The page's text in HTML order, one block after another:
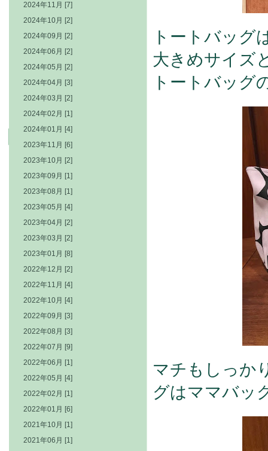
トートバッグ
大きめサイズ
トートバッグ
マチもしっか
グはママバッ
2024年11月 [7]
2024年10月 [2]
2024年09月 [2]
2024年06月 [2]
2024年05月 [2]
2024年04月 [3]
2024年03月 [2]
2024年02月 [1]
2024年01月 [4]
2023年11月 [6]
2023年10月 [2]
2023年09月 [1]
2023年08月 [1]
2023年05月 [4]
2023年04月 [2]
2023年03月 [2]
2023年01月 [8]
2022年12月 [2]
2022年11月 [4]
2022年10月 [4]
2022年09月 [3]
2022年08月 [3]
2022年07月 [9]
2022年06月 [1]
2022年05月 [4]
2022年02月 [1]
2022年01月 [6]
2021年10月 [1]
2021年06月 [1]